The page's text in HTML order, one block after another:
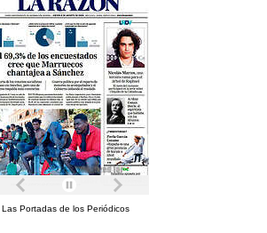
Las Portadas de los Periódicos